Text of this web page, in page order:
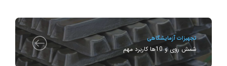
تجهیزات آزمایشگاهی
شمش روی و 10ها کاربرد مهم